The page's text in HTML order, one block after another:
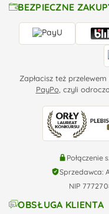
BEZPIECZNE
Zapłacisz też
PayPo, czyli
Połączenie
Sprzedawca:
NIP
OBSŁUGA KLIENTA